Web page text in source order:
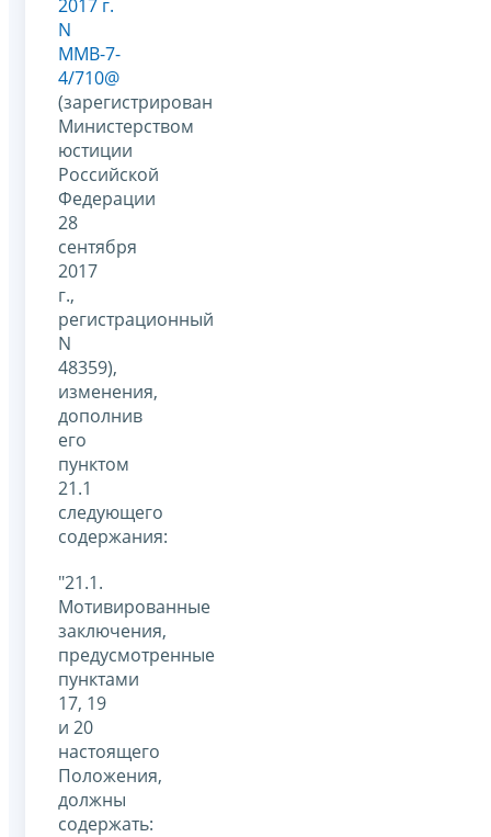
2017 г.
N
ММВ-7-
4/710@
(зарегистрирован
Министерством
юстиции
Российской
Федерации
28
сентября
2017
г.,
регистрационный
N
48359),
изменения,
дополнив
его
пунктом
21.1
следующего
содержания:
"21.1.
Мотивированные
заключения,
предусмотренные
пунктами
17, 19
и 20
настоящего
Положения,
должны
содержать: